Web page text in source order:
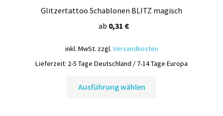
Optionen
der
Produktseite
Glitzertattoo Schablonen BLITZ magisch
ab 0,31 €
inkl. MwSt. zzgl. Versandkosten
Lieferzeit: 2-5 Tage Deutschland / 7-14 Tage Europa
Ausführung wählen